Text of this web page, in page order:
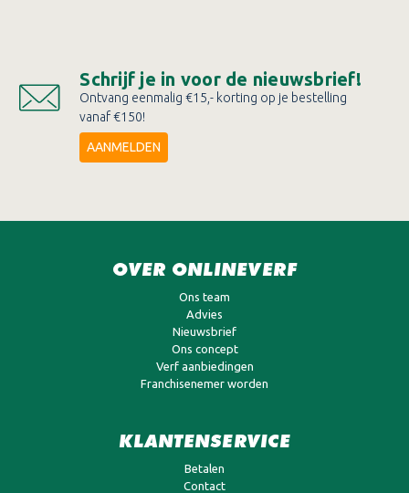
Schrijf je in voor de nieuwsbrief!
Ontvang eenmalig €15,- korting op je bestelling
vanaf €150!
AANMELDEN
OVER ONLINEVERF
Ons team
Advies
Nieuwsbrief
Ons concept
Verf aanbiedingen
Franchisenemer worden
KLANTENSERVICE
Betalen
Contact